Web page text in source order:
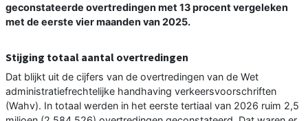
geconstateerde overtredingen met 13 procent vergeleken
met de eerste vier maanden van 2025.
Stijging totaal aantal overtredingen
Dat blijkt uit de cijfers van de overtredingen van de Wet
administratiefrechtelijke handhaving verkeersvoorschriften
(Wahv). In totaal werden in het eerste tertiaal van 2026 ruim 2,5